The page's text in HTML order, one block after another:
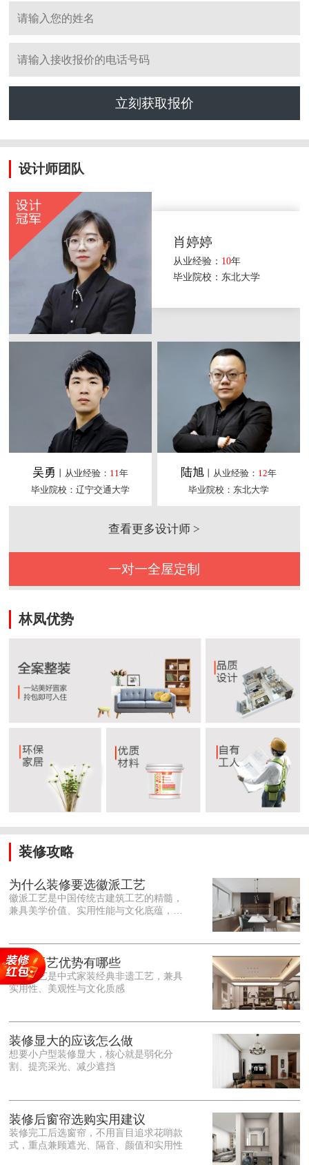
立刻获取报价
设计师团队
肖婷婷
从业经验： 10年
毕业院校：东北大学
吴勇 丨从业经验： 11年
毕业院校：辽宁交通大学
陆旭丨从业经验： 12年
毕业院校：东北大学
查看更多设计师 >
一对一全屋定制
林凤优势
装修攻略
为什么装修要选徽派工艺
徽派工艺是中国传统古建筑工艺的精髓，
兼具美学价值、实用性能与文化底蕴，优
雕细琢的砖、木、石雕为特色，线条古朴
大气，意境悠远，自带东方中式雅致韵
味，耐看且不易过时。<o:p></o:p> 在工
艺品质上，徽派工艺遵循古法匠心工序，
保耐用，抗风化、耐腐蚀，使用
徽派工艺优势有哪些
徽派工艺是中式家装经典非遗工艺，兼具
实用性、美观性与文化质感
装修显大的应该怎么做
想要小户型装修显大，核心就是弱化分
割、提亮采光、减少遮挡
装修后窗帘选购实用建议
装修完工后选窗帘，不用盲目追求花哨款
式，重点兼顾遮光、隔音、颜值和实用性